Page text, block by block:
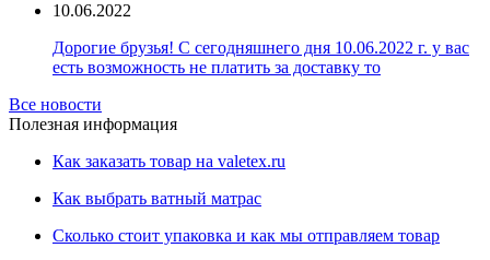
10.06.2022
Дорогие брузья! С сегодняшнего дня 10.06.2022 г. у вас
есть возможность не платить за доставку то
Все новости
Полезная информация
Как заказать товар на valetex.ru
Как выбрать ватный матрас
Сколько стоит упаковка и как мы отправляем товар